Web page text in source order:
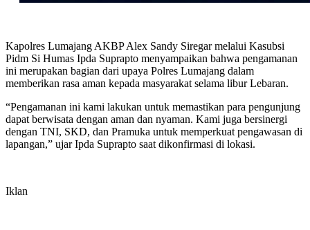
Kapolres Lumajang AKBP Alex Sandy Siregar melalui Kasubsi
Pidm Si Humas Ipda Suprapto menyampaikan bahwa pengamanan
ini merupakan bagian dari upaya Polres Lumajang dalam
memberikan rasa aman kepada masyarakat selama libur Lebaran.
“Pengamanan ini kami lakukan untuk memastikan para pengunjung
dapat berwisata dengan aman dan nyaman. Kami juga bersinergi
dengan TNI, SKD, dan Pramuka untuk memperkuat pengawasan di
lapangan,” ujar Ipda Suprapto saat dikonfirmasi di lokasi.
Iklan